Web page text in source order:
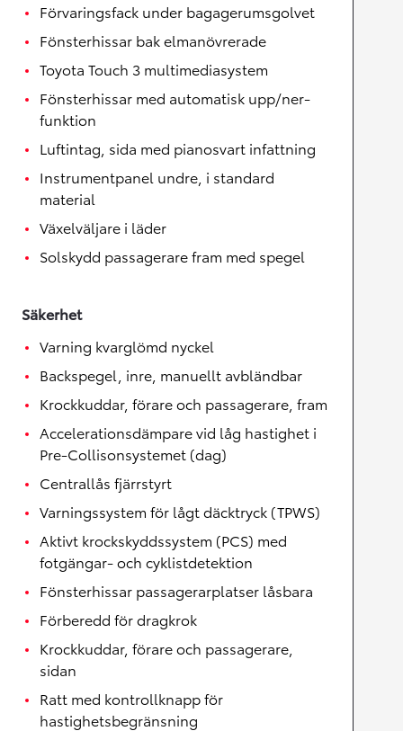
Förvaringsfack under bagagerumsgolvet
Fönsterhissar bak elmanövrerade
Toyota Touch 3 multimediasystem
Fönsterhissar med automatisk upp/ner-
funktion
Luftintag, sida med pianosvart infattning
Instrumentpanel undre, i standard
material
Växelväljare i läder
Solskydd passagerare fram med spegel
Säkerhet
Varning kvarglömd nyckel
Backspegel, inre, manuellt avbländbar
Krockkuddar, förare och passagerare, fram
Accelerationsdämpare vid låg hastighet i
Pre-Collisonsystemet (dag)
Centrallås fjärrstyrt
Varningssystem för lågt däcktryck (TPWS)
Aktivt krockskyddssystem (PCS) med
fotgängar- och cyklistdetektion
Fönsterhissar passagerarplatser låsbara
Förberedd för dragkrok
Krockkuddar, förare och passagerare,
sidan
Ratt med kontrollknapp för
hastighetsbegränsning